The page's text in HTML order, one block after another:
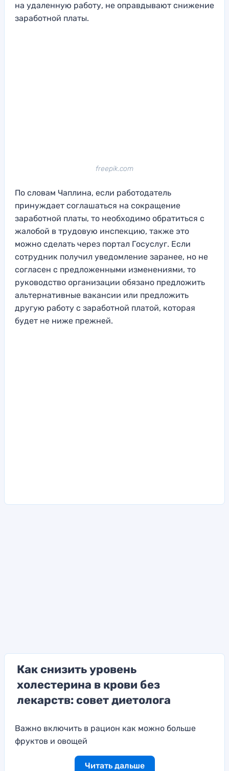
на удаленную работу, не оправдывают снижение
заработной платы.
freepik.com
По словам Чаплина, если работодатель
принуждает соглашаться на сокращение
заработной платы, то необходимо обратиться с
жалобой в трудовую инспекцию, также это
можно сделать через портал Госуслуг. Если
сотрудник получил уведомление заранее, но не
согласен с предложенными изменениями, то
руководство организации обязано предложить
альтернативные вакансии или предложить
другую работу с заработной платой, которая
будет не ниже прежней.
Как снизить уровень
холестерина в крови без
лекарств: совет диетолога
Важно включить в рацион как можно больше
фруктов и овощей
Читать дальше